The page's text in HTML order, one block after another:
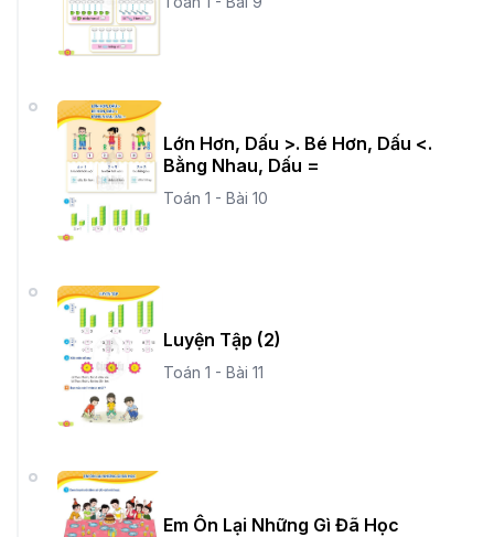
Lớn Hơn, Dấu >. Bé Hơn, Dấu <.
Bằng Nhau, Dấu =
Toán 1 - Bài 10
Luyện Tập (2)
Toán 1 - Bài 11
Em Ôn Lại Những Gì Đã Học